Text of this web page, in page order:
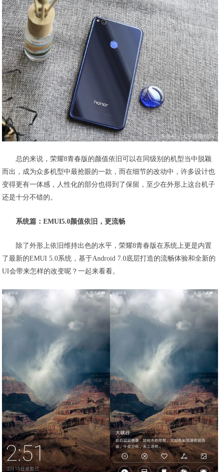
总的来说，荣耀8青春版的颜值依旧可以在同级别的机型当中脱颖
而出，成为众多机型中最抢眼的一款，而在细节的改动中，许多设计也
变得更有一体感，人性化的部分也得到了保留，至少在外形上这台机子
还是十分不错的。
系统篇：EMUI5.0颜值依旧，更流畅
除了外形上依旧维持出色的水平，荣耀8青春版在系统上更是内置
了最新的EMUI 5.0系统，基于Android 7.0底层打造的流畅体验和全新的
UI会带来怎样的改变呢？一起来看看。